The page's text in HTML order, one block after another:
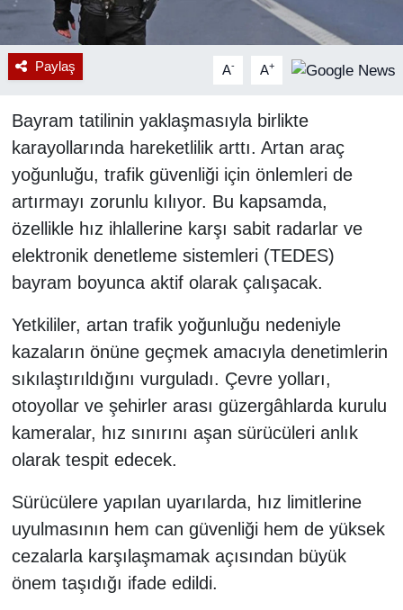
Paylaş A- A+
Bayram tatilinin yaklaşmasıyla birlikte
karayollarında hareketlilik arttı. Artan araç
yoğunluğu, trafik güvenliği için önlemleri de
artırmayı zorunlu kılıyor. Bu kapsamda,
özellikle hız ihlallerine karşı sabit radarlar ve
elektronik denetleme sistemleri (TEDES)
bayram boyunca aktif olarak çalışacak.
Yetkililer, artan trafik yoğunluğu nedeniyle
kazaların önüne geçmek amacıyla denetimlerin
sıkılaştırıldığını vurguladı. Çevre yolları,
otoyollar ve şehirler arası güzergâhlarda kurulu
kameralar, hız sınırını aşan sürücüleri anlık
olarak tespit edecek.
Sürücülere yapılan uyarılarda, hız limitlerine
uyulmasının hem can güvenliği hem de yüksek
cezalarla karşılaşmamak açısından büyük
önem taşıdığı ifade edildi.